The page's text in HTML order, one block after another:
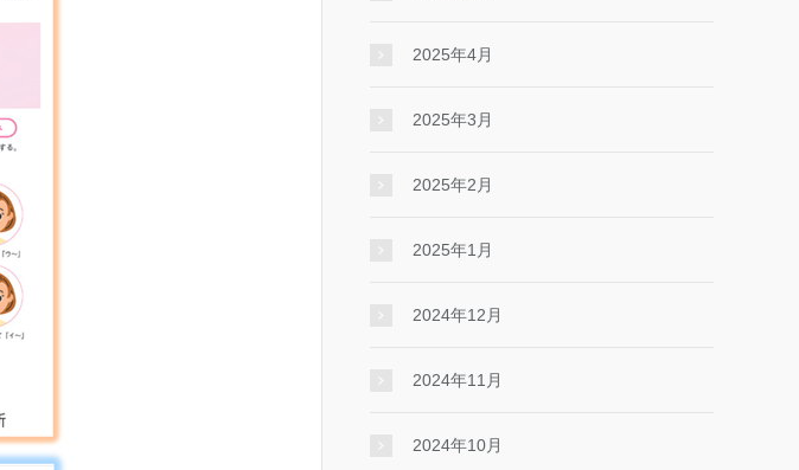
2025年4月
2025年3月
2025年2月
2025年1月
2024年12月
2024年11月
2024年10月